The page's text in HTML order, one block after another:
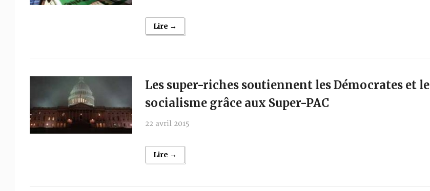
Lire →
Les super-riches soutiennent les Démocrates et le
socialisme grâce aux Super-PAC
22 avril 2015
Lire →